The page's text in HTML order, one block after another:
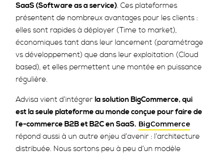
SaaS (Software as a service). Ces plateformes
présentent de nombreux avantages pour les clients :
elles sont rapides à déployer (Time to market),
économiques tant dans leur lancement (paramétrage
vs développement) que dans leur exploitation (Cloud
based), et elles permettent une montée en puissance
régulière.
Advisa vient d’intégrer la solution BigCommerce, qui
est la seule plateforme au monde conçue pour faire de
l’e-commerce B2B et B2C en SaaS. BigCommerce
répond aussi à un autre enjeu d’avenir : l’architecture
distribuée. Nous sortons peu à peu d’un modèle